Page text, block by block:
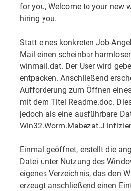
for you, Welcome to your new
hiring you.
Statt eines konkreten Job-
Mail einen scheinbar
winmail.dat. Der User wird
entpacken. Anschließend
Aufforderung zum Öffnen
mit dem Titel Readme.doc.
jedoch als eine ausführbare
Win32.Worm.Mabezat.J
Einmal geöffnet, erstellt die
Datei unter Nutzung des
eigenes Verzeichnis, das den
erzeugt anschließend einen